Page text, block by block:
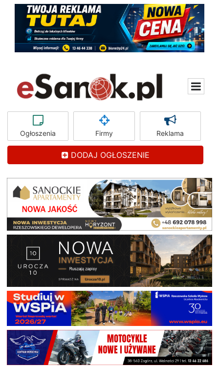
Ogłoszenia Firmy Reklama
DODAJ OGŁOSZENIE